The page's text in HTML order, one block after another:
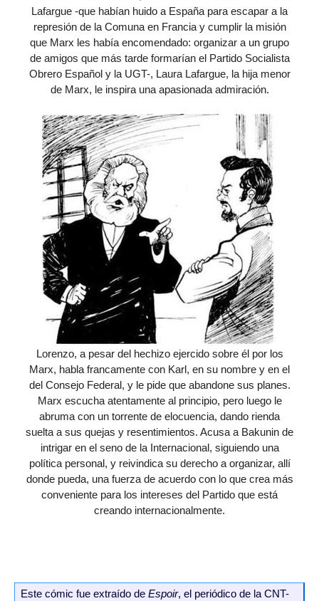
Lafargue -que habían huido a España para escapar a la
represión de la Comuna en Francia y cumplir la misión
que Marx les había encomendado: organizar a un grupo
de amigos que más tarde formarían el Partido Socialista
Obrero Español y la UGT-, Laura Lafargue, la hija menor
de Marx, le inspira una apasionada admiración.
Lorenzo, a pesar del hechizo ejercido sobre él por los
Marx, habla francamente con Karl, en su nombre y en el
del Consejo Federal, y le pide que abandone sus planes.
Marx escucha atentamente al principio, pero luego le
abruma con un torrente de elocuencia, dando rienda
suelta a sus quejas y resentimientos. Acusa a Bakunin de
intrigar en el seno de la Internacional, siguiendo una
política personal, y reivindica su derecho a organizar, allí
donde pueda, una fuerza de acuerdo con lo que crea más
conveniente para los intereses del Partido que está
creando internacionalmente.
Este cómic fue extraído de Espoir, el periódico de la CNT-